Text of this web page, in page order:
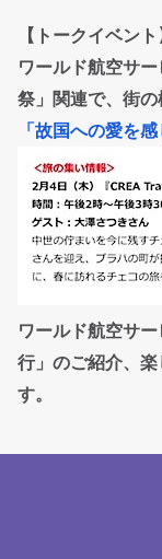
【トークイベント
ワールド航空サ
祭」関連で、街の
「故国への愛を
ワールド航空サ
行」のご紹介、
す。